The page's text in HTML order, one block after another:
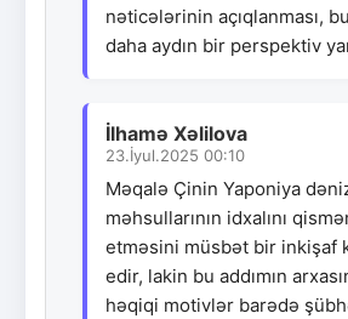
nəticələrinin açıqlanması,
daha aydın bir perspektiv
İlhamə Xəlilova
23.İyul.2025 00:10
Məqalə Çinin Yaponiya
məhsullarının idxalını
etməsini müsbət bir inkişaf
edir, lakin bu addımın
həqiqi motivlər barədə